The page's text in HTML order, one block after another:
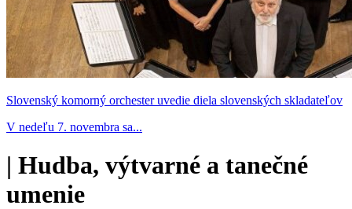
Slovenský komorný orchester uvedie diela slovenských skladateľov
V nedeľu 7. novembra sa...
| Hudba, výtvarné a tanečné
umenie